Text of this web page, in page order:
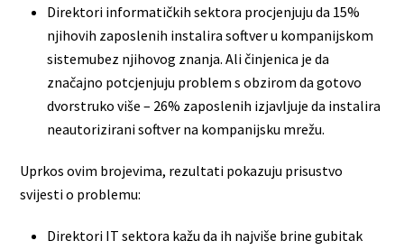
Direktori informatičkih sektora procjenjuju da 15%
njihovih zaposlenih instalira softver u kompanijskom
sistemubez njihovog znanja. Ali činjenica je da
značajno potcjenjuju problem s obzirom da gotovo
dvorstruko više – 26% zaposlenih izjavljuje da instalira
neautorizirani softver na kompanijsku mrežu.
Uprkos ovim brojevima, rezultati pokazuju prisustvo
svijesti o problemu:
Direktori IT sektora kažu da ih najviše brine gubitak